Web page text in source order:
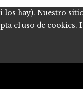
hay). Nuestro
el uso de